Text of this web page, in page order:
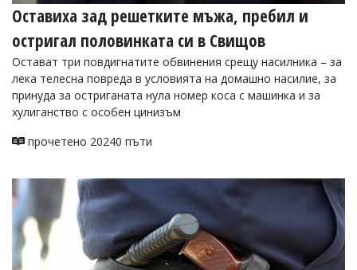
тях!
Ако
откриете
обиден
за
вас
коментар,
моля
ни!
Оставиха зад решетките мъжа, пребил и
остригал половинката си в Свищов
Остават три повдигнатите обвинения срещу насилника – за
лека телесна повреда в условията на домашно насилие, за
принуда за остриганата нула номер коса с машинка и за
хулиганство с особен цинизъм
прочетено 20240 пъти